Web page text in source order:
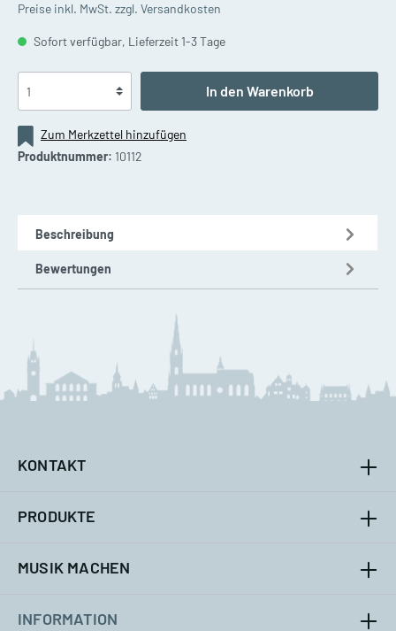
Preise inkl. MwSt. zzgl. Versandkosten
Sofort verfügbar, Lieferzeit 1-3 Tage
In den Warenkorb
Zum Merkzettel hinzufügen
Produktnummer: 10112
Beschreibung
Bewertungen
KONTAKT
PRODUKTE
MUSIK MACHEN
INFORMATION